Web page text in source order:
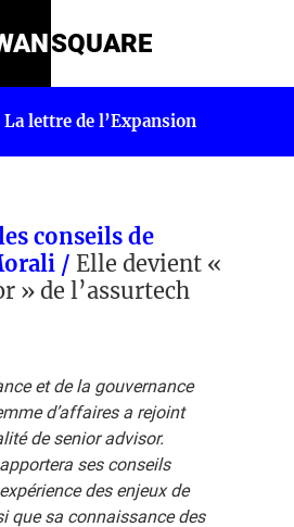
SQUARE
lettre de l’Expansion
conseils de
/ Elle devient «
» de l’assurtech
et de la gouvernance
d’affaires a rejoint
de senior advisor.
ses conseils
des enjeux de
que sa connaissance des